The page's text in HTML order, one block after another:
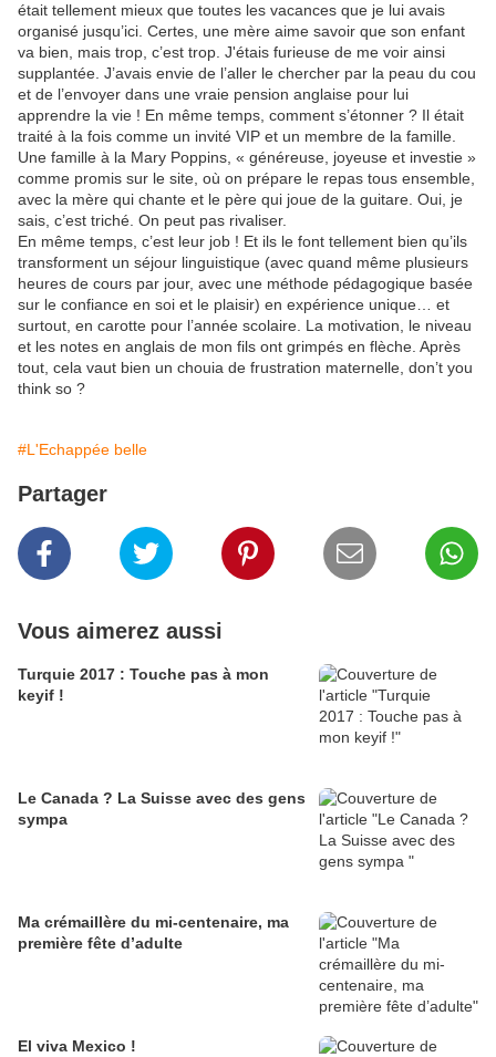
était tellement mieux que toutes les vacances que je lui avais
organisé jusqu’ici. Certes, une mère aime savoir que son enfant
va bien, mais trop, c’est trop. J'étais furieuse de me voir ainsi
supplantée. J’avais envie de l’aller le chercher par la peau du cou
et de l’envoyer dans une vraie pension anglaise pour lui
apprendre la vie ! En même temps, comment s’étonner ? Il était
traité à la fois comme un invité VIP et un membre de la famille.
Une famille à la Mary Poppins, « généreuse, joyeuse et investie »
comme promis sur le site, où on prépare le repas tous ensemble,
avec la mère qui chante et le père qui joue de la guitare. Oui, je
sais, c’est triché. On peut pas rivaliser.
En même temps, c’est leur job ! Et ils le font tellement bien qu’ils
transforment un séjour linguistique (avec quand même plusieurs
heures de cours par jour, avec une méthode pédagogique basée
sur le confiance en soi et le plaisir) en expérience unique… et
surtout, en carotte pour l’année scolaire. La motivation, le niveau
et les notes en anglais de mon fils ont grimpés en flèche. Après
tout, cela vaut bien un chouia de frustration maternelle, don’t you
think so ?
#L'Echappée belle
Partager
Vous aimerez aussi
Turquie 2017 : Touche pas à mon
keyif !
Le Canada ? La Suisse avec des gens
sympa
Ma crémaillère du mi-centenaire, ma
première fête d’adulte
El viva Mexico !